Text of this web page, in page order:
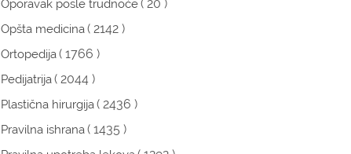
Oporavak posle trudnoće( 20 )
Opšta medicina( 2142 )
Ortopedija( 1766 )
Pedijatrija( 2044 )
Plastična hirurgija( 2436 )
Pravilna ishrana( 1435 )